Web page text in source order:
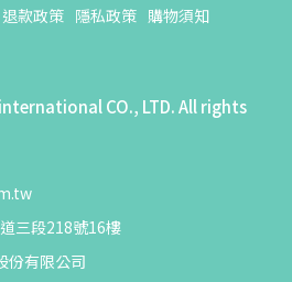
退款政策 隱私政策 購物須知
CO., LTD. All rights
三段218號16樓
份有限公司